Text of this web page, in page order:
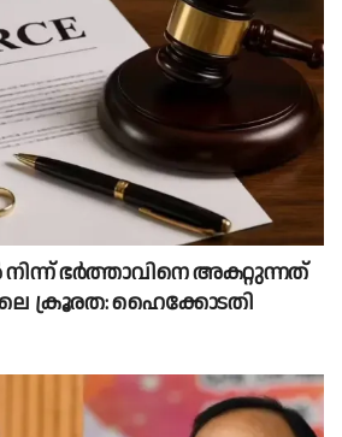
നിന്ന് ഭര്‍ത്താവിനെ അകറ്റുന്നത്
ക്രൂരത: ഹൈക്കോടതി